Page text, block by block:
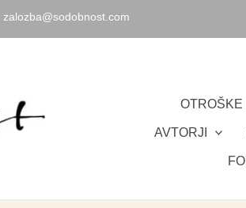
zalozba@sodobnost.com
OTROŠKE
AVTORJI